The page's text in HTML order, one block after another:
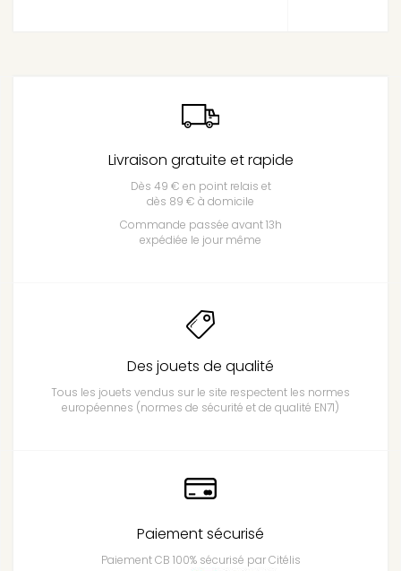
Livraison gratuite et rapide
Dès 49 € en point relais et
dès 89 € à domicile
Commande passée avant 13h
expédiée le jour même
Des jouets de qualité
Tous les jouets vendus sur le site respectent les normes
européennes (normes de sécurité et de qualité EN71)
Paiement sécurisé
Paiement CB 100% sécurisé par Citélis